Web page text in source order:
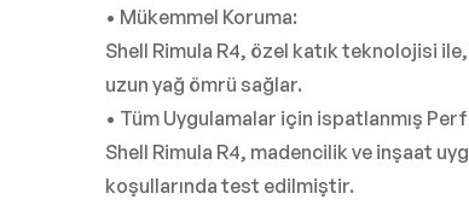
• Mükemmel Koruma:
Shell Rimula R4, özel katık teknolojisi
uzun yağ ömrü sağlar.
• Tüm Uygulamalar için ispatlanmış
Shell Rimula R4, madencilik ve inşaat
koşullarında test edilmiştir.